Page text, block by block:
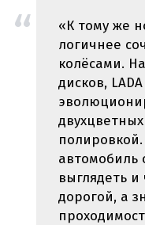
«К тому же
логичнее
колёсами.
дисков,
автомобиль
выглядеть
дорогой, а